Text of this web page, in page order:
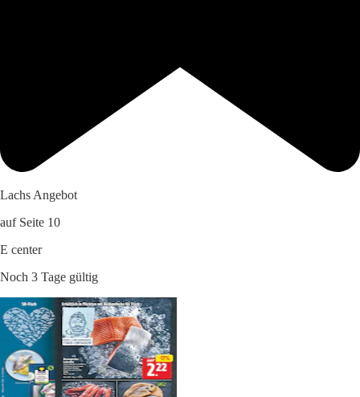
Lachs Angebot
auf Seite 10
E center
Noch 3 Tage gültig